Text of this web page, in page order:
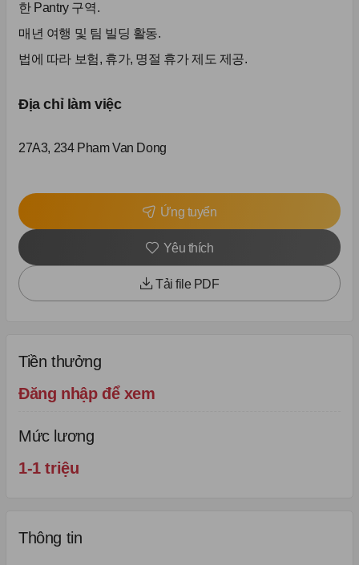
한 Pantry 구역.
매년 여행 및 팀 빌딩 활동.
법에 따라 보험, 휴가, 명절 휴가 제도 제공.
Địa chỉ làm việc
27A3, 234 Pham Van Dong
Ứng tuyển
Yêu thích
Tải file PDF
Tiền thưởng
Đăng nhập để xem
Mức lương
1-1 triệu
Thông tin